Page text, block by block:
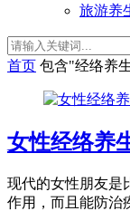
旅游养
首页 包含"经络养
女性经络养
现代的女性朋友是
作用，而且能防治